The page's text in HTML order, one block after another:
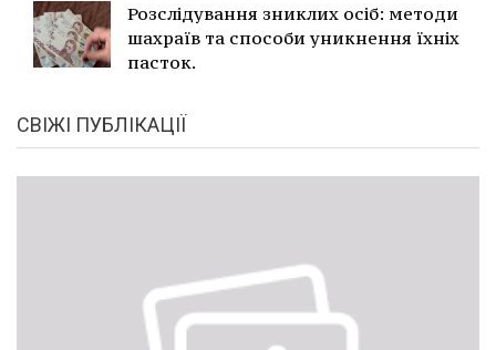
Розслідування зниклих осіб: методи
шахраїв та способи уникнення їхніх
пасток.
СВІЖІ ПУБЛІКАЦІЇ